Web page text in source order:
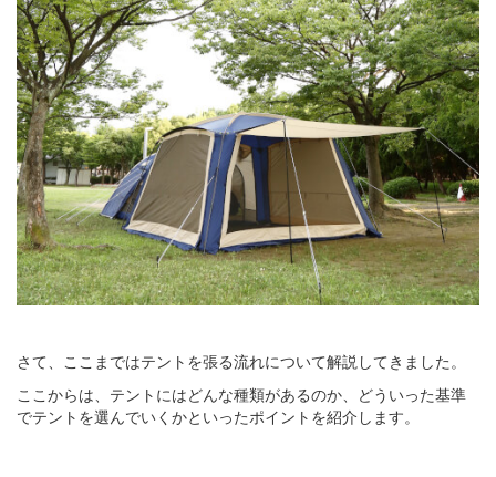
さて、ここまではテントを張る流れについて解説してきました。
ここからは、テントにはどんな種類があるのか、どういった基準
でテントを選んでいくかといったポイントを紹介します。